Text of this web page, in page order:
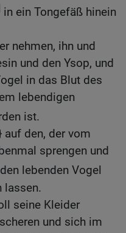
in ein Tongefäß hinein
nehmen, ihn und
und den Ysop, und
in das Blut des
lebendigen
ist.
auf den, der vom
sprengen und
lebenden Vogel
lassen.
seine Kleider
und sich im